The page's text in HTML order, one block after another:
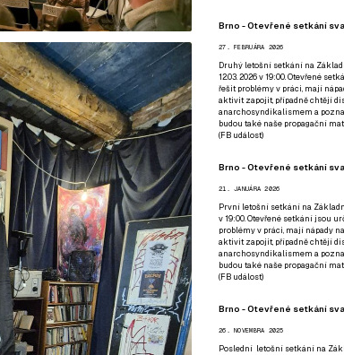
Brno - Otevřené setkání
27. FEBRUÁRA 2026
Druhý letošní setkání na
12.03. 2026 v 19:00. Otevřené
řešit problémy v práci, mají
aktivit zapojit, případně chtějí
anarchosyndikalismem a
budou také naše propagační
(FB událost)
Brno - Otevřené setkání
21. JANUÁRA 2026
První letošní setkání na
v 19:00. Otevřené setkání jsou
problémy v práci, mají nápady
aktivit zapojit, případně chtějí
anarchosyndikalismem a
budou také naše propagační
(FB událost)
Brno - Otevřené setkání
26. NOVEMBRA 2025
Poslední letošní setkání na